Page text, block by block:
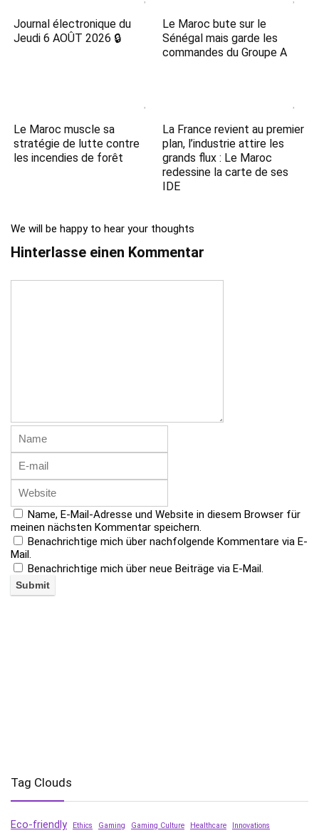
Journal électronique du
Jeudi 6 AOÛT 2026 🔒
Le Maroc bute sur le
Sénégal mais garde les
commandes du Groupe A
Le Maroc muscle sa
stratégie de lutte contre
les incendies de forêt
La France revient au premier
plan, l’industrie attire les
grands flux : Le Maroc
redessine la carte de ses
IDE
We will be happy to hear your thoughts
Hinterlasse einen Kommentar
Name, E-Mail-Adresse und Website in diesem Browser für
meinen nächsten Kommentar speichern.
Benachrichtige mich über nachfolgende Kommentare via E-
Mail.
Benachrichtige mich über neue Beiträge via E-Mail.
Tag Clouds
Eco-friendly Ethics Gaming Gaming Culture Healthcare
Innovations